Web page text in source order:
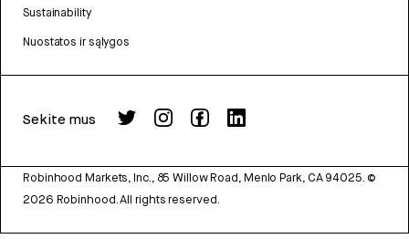
Sustainability
Nuostatos ir sąlygos
Sekite mus
Robinhood Markets, Inc., 85 Willow Road, Menlo Park, CA 94025. ©
2026 Robinhood. All rights reserved.